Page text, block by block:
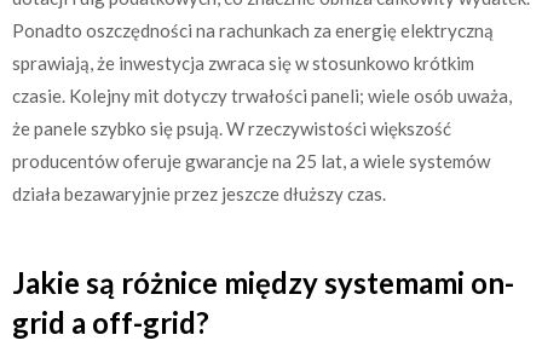
Ponadto oszczędności na rachunkach za energię elektryczną
sprawiają, że inwestycja zwraca się w stosunkowo krótkim
czasie. Kolejny mit dotyczy trwałości paneli; wiele osób uważa,
że panele szybko się psują. W rzeczywistości większość
producentów oferuje gwarancje na 25 lat, a wiele systemów
działa bezawaryjnie przez jeszcze dłuższy czas.
Jakie są różnice między systemami on-
grid a off-grid?